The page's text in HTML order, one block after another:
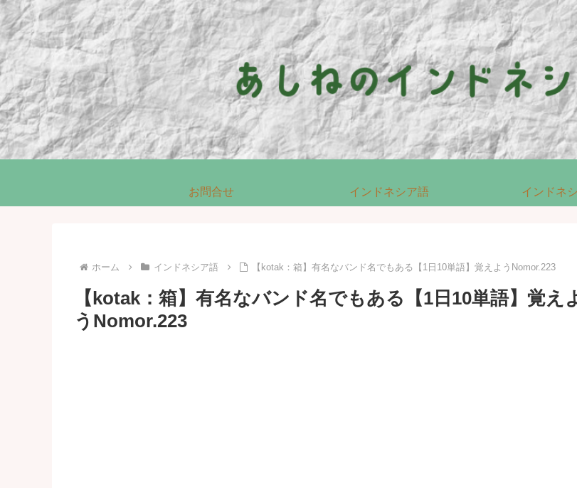
お問合せ インドネシア語 インドネ
ホーム インドネシア語 【kotak：箱】有名なバンド名でもある【1日10単語】覚えようNomor.223
【kotak：箱】有名なバンド名でもある【1日10単語】覚え
うNomor.223